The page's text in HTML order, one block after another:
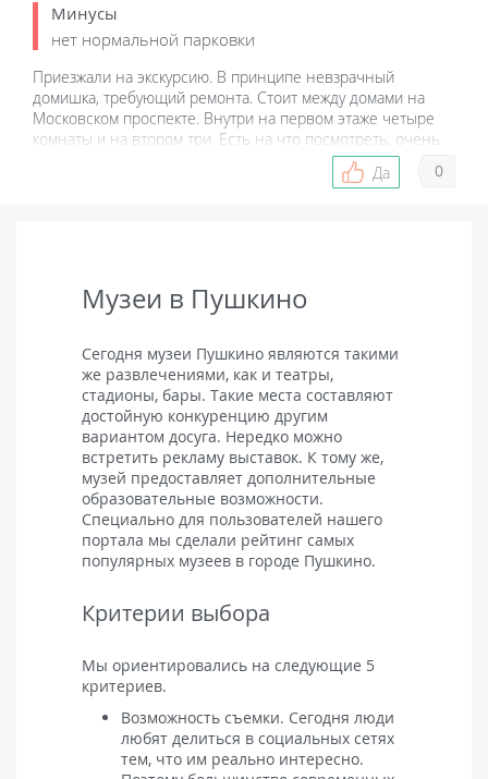
Минусы
нет нормальной парковки
Приезжали на экскурсию. В принципе невзрачный
домишка, требующий ремонта. Стоит между домами на
Московском проспекте. Внутри на первом этаже четыре
комнаты и на втором три. Есть на что посмотреть, очень
много картин местных художников, вещей известных
людей. В своё время тут отдыхали Владимир Маяковский и
Да 0
Музеи в Пушкино
Сегодня музеи Пушкино являются такими
же развлечениями, как и театры,
стадионы, бары. Такие места составляют
достойную конкуренцию другим
вариантом досуга. Нередко можно
встретить рекламу выставок. К тому же,
музей предоставляет дополнительные
образовательные возможности.
Специально для пользователей нашего
портала мы сделали рейтинг самых
популярных музеев в городе Пушкино.
Критерии выбора
Мы ориентировались на следующие 5
критериев.
Возможность съемки. Сегодня люди
любят делиться в социальных сетях
тем, что им реально интересно.